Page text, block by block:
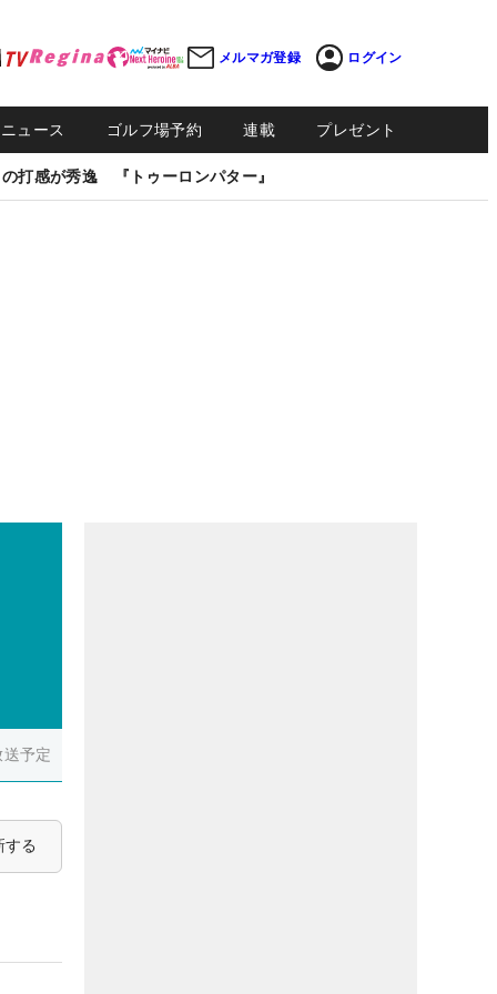
メルマガ登録 ログイン
ュース ゴルフ場予約 連載 プレゼント
打感が秀逸 『トゥーロンパター』
予定
する